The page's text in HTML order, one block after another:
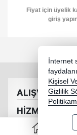
Fiyat için üyelik
giriş
ALIŞVERİŞ
HİZMETLER
İRTİBAT
İnternet
Kişisel
Gizlilik